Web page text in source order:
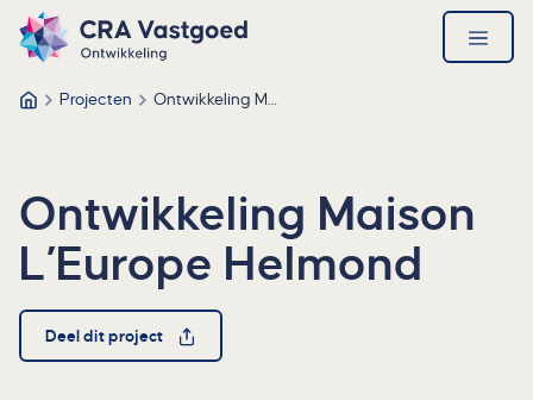
Ga direct naar de inhoud
Direct naar de footer
CRA Vastgoed – Ga naar homepage
open
menu
CRA Vastgoed
Projecten Ontwikkeling Maison L’Europe Helmond
Ontwikkeling Maison
L’Europe Helmond
Deel dit project